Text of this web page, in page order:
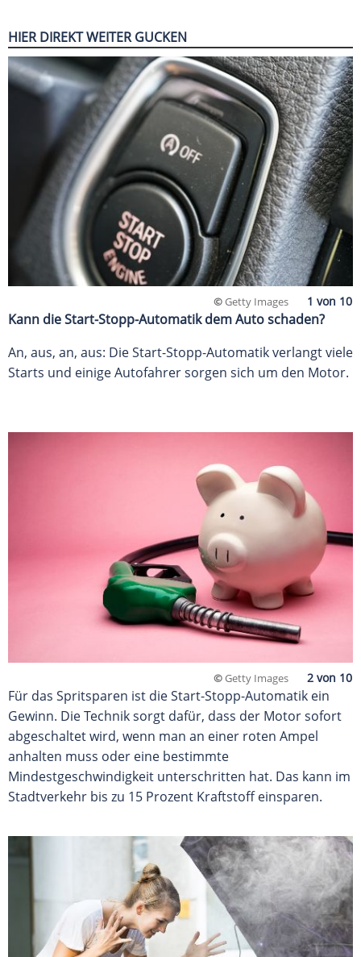
HIER DIREKT WEITER GUCKEN
©Getty Images
Kann die Start-Stopp-Automatik dem Auto schaden?
An, aus, an, aus: Die Start-Stopp-Automatik verlangt viele
Starts und einige Autofahrer sorgen sich um den Motor.
©Getty Images
Für das Spritsparen ist die Start-Stopp-Automatik ein
Gewinn. Die Technik sorgt dafür, dass der Motor sofort
abgeschaltet wird, wenn man an einer roten Ampel
anhalten muss oder eine bestimmte
Mindestgeschwindigkeit unterschritten hat. Das kann im
Stadtverkehr bis zu 15 Prozent Kraftstoff einsparen.